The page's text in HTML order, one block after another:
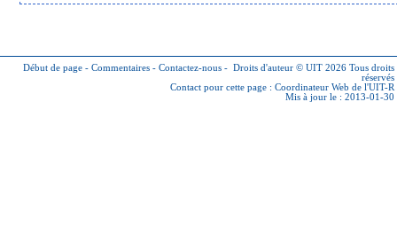
Début de page - Commentaires - Contactez-nous - Droits d'auteur © UIT 2026 Tous droits
réservés
Contact pour cette page : Coordinateur Web de l'UIT-R
Mis à jour le : 2013-01-30